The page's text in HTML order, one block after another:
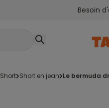
Besoin
short short en jean le bermuda